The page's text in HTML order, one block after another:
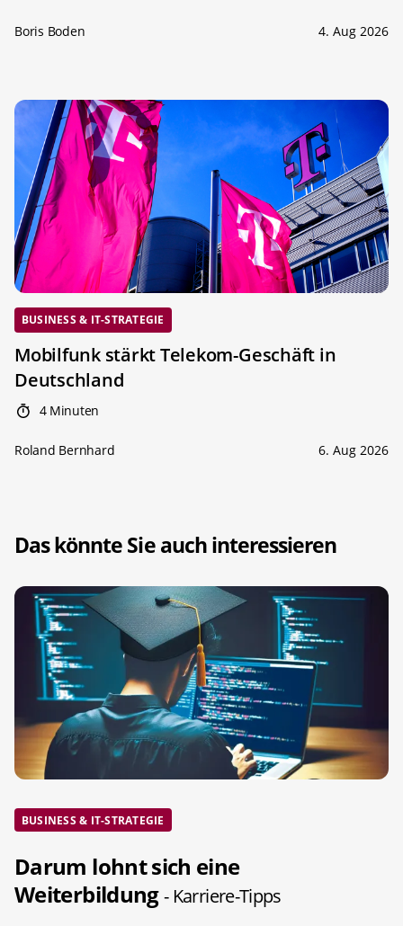
Boris Boden 4. Aug 2026
BUSINESS & IT-STRATEGIE
Mobilfunk stärkt Telekom-Geschäft in
Deutschland
4 Minuten
Roland Bernhard 6. Aug 2026
Das könnte Sie auch interessieren
BUSINESS & IT-STRATEGIE
Darum lohnt sich eine
Weiterbildung- Karriere-Tipps